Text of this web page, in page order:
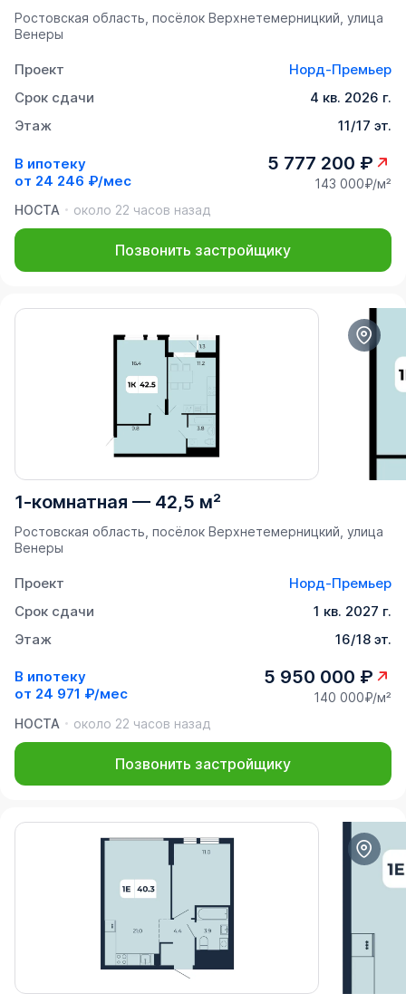
Ростовская область, посёлок Верхнетемерницкий, улица
Венеры
Проект
Норд-Премьер
Срок сдачи
4 кв. 2026 г.
Этаж
11/17 эт.
В ипотеку
от 24 246 ₽/мес
5 777 200 ₽
143 000₽/м²
НОСТА
около 22 часов назад
Позвонить застройщику
1-комнатная — 42,5 м²
Ростовская область, посёлок Верхнетемерницкий, улица
Венеры
Проект
Норд-Премьер
Срок сдачи
1 кв. 2027 г.
Этаж
16/18 эт.
В ипотеку
от 24 971 ₽/мес
5 950 000 ₽
140 000₽/м²
НОСТА
около 22 часов назад
Позвонить застройщику